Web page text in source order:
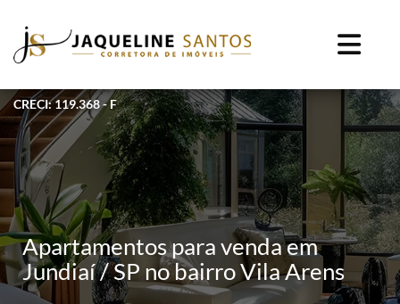
CRECI: 119.368 - F
Apartamentos para venda em
Jundiaí / SP no bairro Vila Arens